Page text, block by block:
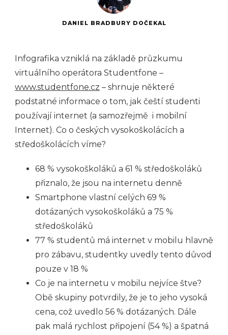
DANIEL BRADBURY DOČEKAL
Infografika vzniklá na základě průzkumu
virtuálního operátora Studentfone –
www.studentfone.cz – shrnuje některé
podstatné informace o tom, jak čeští studenti
používají internet (a samozřejmě i mobilní
Internet). Co o českých vysokoškolácích a
středoškolácích víme?
68 % vysokoškoláků a 61 % středoškoláků
přiznalo, že jsou na internetu denně
Smartphone vlastní celých 69 %
dotázaných vysokoškoláků a 75 %
středoškoláků
77 % studentů má internet v mobilu hlavně
pro zábavu, studentky uvedly tento důvod
pouze v 18 %
Co je na internetu v mobilu nejvíce štve?
Obě skupiny potvrdily, že je to jeho vysoká
cena, což uvedlo 56 % dotázaných. Dále
pak malá rychlost připojení (54 %) a špatná